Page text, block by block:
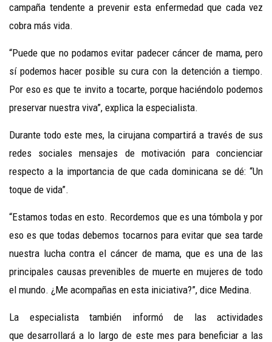
campaña tendente a prevenir esta enfermedad que cada vez
cobra más vida.
“Puede que no podamos evitar padecer cáncer de mama, pero
sí podemos hacer posible su cura con la detención a tiempo.
Por eso es que te invito a tocarte, porque haciéndolo podemos
preservar nuestra viva”, explica la especialista.
Durante todo este mes, la cirujana compartirá a través de sus
redes sociales mensajes de motivación para concienciar
respecto a la importancia de que cada dominicana se dé: “Un
toque de vida”.
“Estamos todas en esto. Recordemos que es una tómbola y por
eso es que todas debemos tocarnos para evitar que sea tarde
nuestra lucha contra el cáncer de mama, que es una de las
principales causas prevenibles de muerte en mujeres de todo
el mundo. ¿Me acompañas en esta iniciativa?”, dice Medina.
La especialista también informó de las actividades
que desarrollará a lo largo de este mes para beneficiar a las